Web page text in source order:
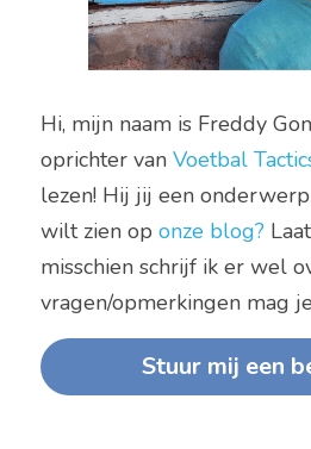
Hi, mijn naam is Freddy
oprichter van Voetbal
lezen! Hij jij een
wilt zien op onze blog?
misschien schrijf ik er wel
vragen/opmerkingen mag
Stuur mij een